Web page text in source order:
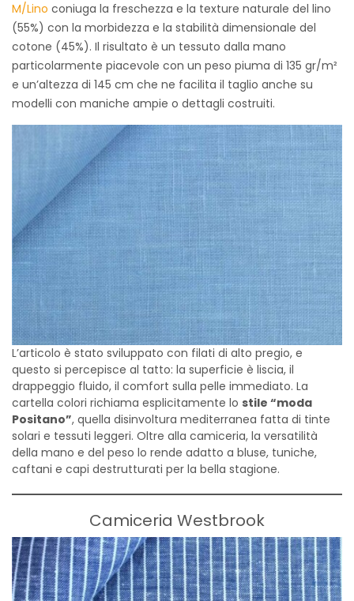
M/Lino coniuga la freschezza e la texture naturale del lino
(55%) con la morbidezza e la stabilità dimensionale del
cotone (45%). Il risultato è un tessuto dalla mano
particolarmente piacevole con un peso piuma di 135 gr/m²
e un’altezza di 145 cm che ne facilita il taglio anche su
modelli con maniche ampie o dettagli costruiti.
L’articolo è stato sviluppato con filati di alto pregio, e
questo si percepisce al tatto: la superficie è liscia, il
drappeggio fluido, il comfort sulla pelle immediato. La
cartella colori richiama esplicitamente lo stile “moda
Positano”, quella disinvoltura mediterranea fatta di tinte
solari e tessuti leggeri. Oltre alla camiceria, la versatilità
della mano e del peso lo rende adatto a bluse, tuniche,
caftani e capi destrutturati per la bella stagione.
Camiceria Westbrook